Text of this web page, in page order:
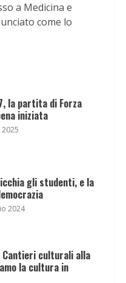
a Medicina e
come lo
la partita di Forza
iniziata
gli studenti, e la
2024
Cantieri culturali alla
la cultura in